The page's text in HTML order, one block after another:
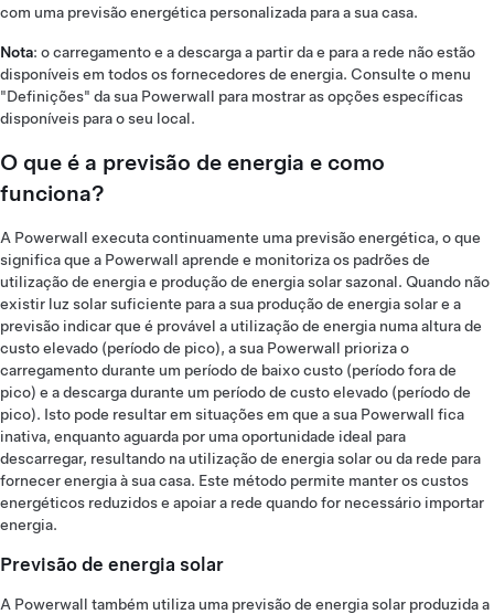
com uma previsão energética personalizada para a sua casa.
Nota: o carregamento e a descarga a partir da e para a rede não estão
disponíveis em todos os fornecedores de energia. Consulte o menu
"Definições" da sua Powerwall para mostrar as opções específicas
disponíveis para o seu local.
O que é a previsão de energia e como
funciona?
A Powerwall executa continuamente uma previsão energética, o que
significa que a Powerwall aprende e monitoriza os padrões de
utilização de energia e produção de energia solar sazonal. Quando não
existir luz solar suficiente para a sua produção de energia solar e a
previsão indicar que é provável a utilização de energia numa altura de
custo elevado (período de pico), a sua Powerwall prioriza o
carregamento durante um período de baixo custo (período fora de
pico) e a descarga durante um período de custo elevado (período de
pico). Isto pode resultar em situações em que a sua Powerwall fica
inativa, enquanto aguarda por uma oportunidade ideal para
descarregar, resultando na utilização de energia solar ou da rede para
fornecer energia à sua casa. Este método permite manter os custos
energéticos reduzidos e apoiar a rede quando for necessário importar
energia.
Previsão de energia solar
A Powerwall também utiliza uma previsão de energia solar produzida a